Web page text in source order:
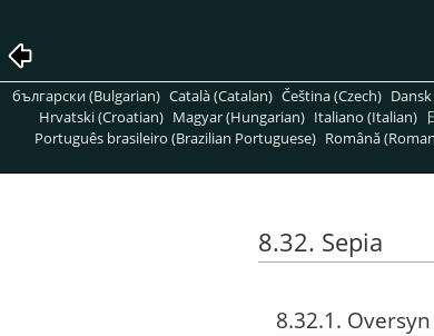
български (Bulgarian) Català (Catalan) Čeština (Czech)
Hrvatski (Croatian) Magyar (Hungarian) Italiano (Italian)
Português brasileiro (Brazilian Portuguese) Română
8.32. Sepia
8.32.1. Oversyn